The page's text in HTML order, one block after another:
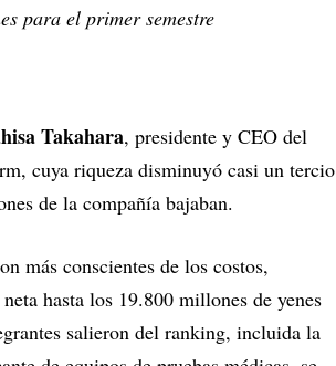
para el primer semestre
Takahara, presidente y CEO del
cuya riqueza disminuyó casi un tercio
de la compañía bajaban.
más conscientes de los costos,
hasta los 19.800 millones de yenes
salieron del ranking, incluida la